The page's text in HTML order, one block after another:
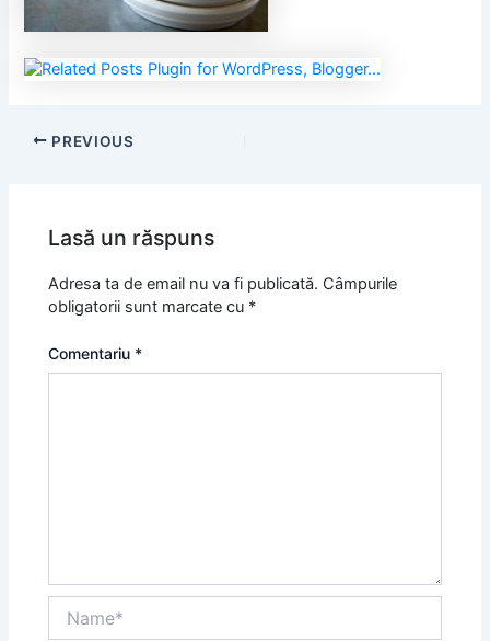
PREVIOUS
Lasă un răspuns
Adresa ta de email nu va fi publicată. Câmpurile
obligatorii sunt marcate cu *
Comentariu *